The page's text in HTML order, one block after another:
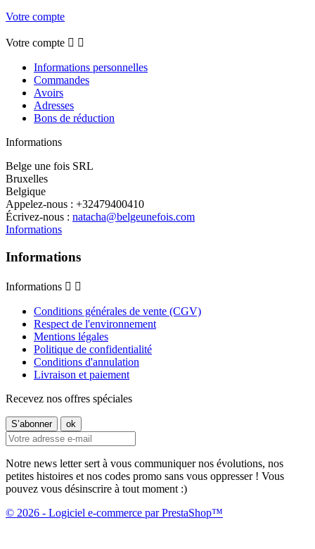
Votre compte
Votre compte  
Informations personnelles
Commandes
Avoirs
Adresses
Bons de réduction
Informations
Belge une fois SRL
Bruxelles
Belgique
Appelez-nous : +32479400410
Écrivez-nous : natacha@belgeunefois.com
Informations
Informations
Informations  
Conditions générales de vente (CGV)
Respect de l'environnement
Mentions légales
Politique de confidentialité
Conditions d'annulation
Livraison et paiement
Recevez nos offres spéciales
Notre news letter sert à vous communiquer nos évolutions, nos
petites histoires et nos codes promo sans vous oppresser ! Vous
pouvez vous désinscrire à tout moment :)
© 2026 - Logiciel e-commerce par PrestaShop™